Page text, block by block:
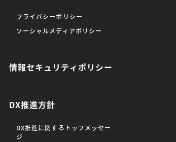
プライバシーポリシー
ソーシャルメディアポリシー
情報セキュリティポリシー
DX推進方針
DX推進に関するトップメッセー
ジ